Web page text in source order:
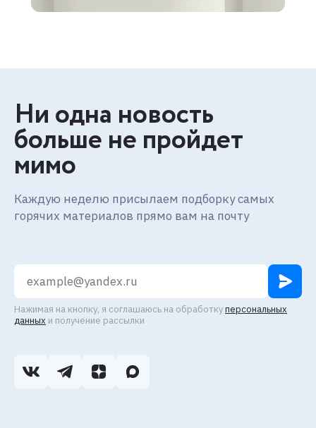
Ни одна новость
больше не пройдет
мимо
Каждую неделю присылаем подборку самых
горячих материалов прямо вам на почту
Нажимая на кнопку, я соглашаюсь на обработкуперсональных
данных и получение рассылки